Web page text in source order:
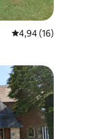
Prosječna ocjena:
4,94 (16)